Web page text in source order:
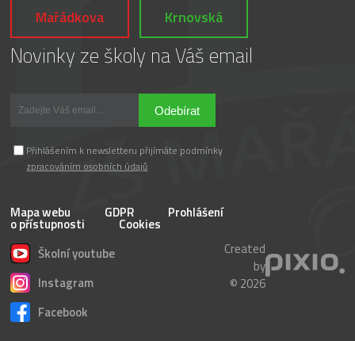
Mařádkova Krnovská
Novinky ze školy na Váš email
Odebírat
Přihlášením k newsletteru přijímáte podmínky
zpracováním osobních údajů
Mapa webu GDPR Prohlášení
o přístupnosti
Cookies
Školní youtube
Instagram
Facebook
Created
by
© 2026